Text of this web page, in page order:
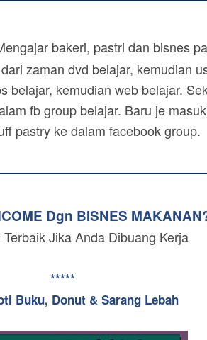
bakeri, pastri dan bisnes
zaman dvd belajar, kemudian
belajar, kemudian web belajar.
fb group belajar. Baru je
pastry ke dalam facebook group.
Dgn BISNES
Terbaik Jika Anda Dibuang Kerja
*****
Buku, Donut & Sarang Lebah